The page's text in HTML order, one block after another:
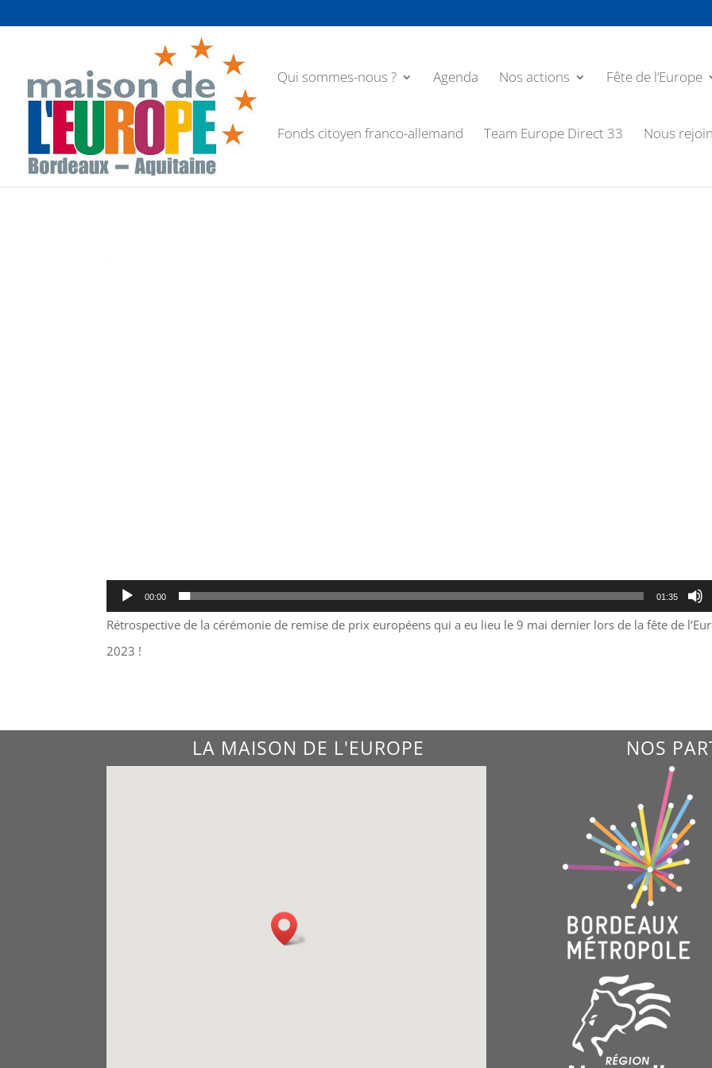
Qui sommes-nous ? Agenda Nos actions Fête de l’Europe
Fonds citoyen franco-allemand Team Europe Direct 33 Nous
00:00 01:35
Rétrospective de la cérémonie de remise de prix européens qui a eu lieu le 9 mai dernier lors de la fête de
2023 !
LA MAISON DE L'EUROPE NOS